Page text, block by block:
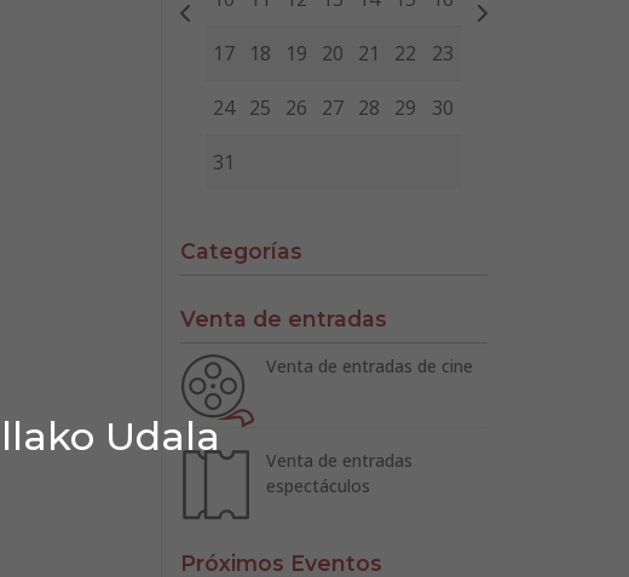
Udala
17 18 19 20 21 22 23
24 25 26 27 28 29 30
31
Categorías
Venta de entradas
Venta de entradas de cine
Venta de entradas
espectáculos
Próximos Eventos